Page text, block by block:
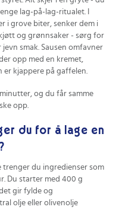
lag-på-lag-ritualet. I
i grove biter, senker dem i
og grønnsaker - sørg for
smak. Sausen omfavner
opp med en kremet,
er kjappere på gaffelen.
og du får samme
opp.
du for å lage en
trenger du ingredienser som
Du starter med 400 g
gir fylde og
olje eller olivenolje